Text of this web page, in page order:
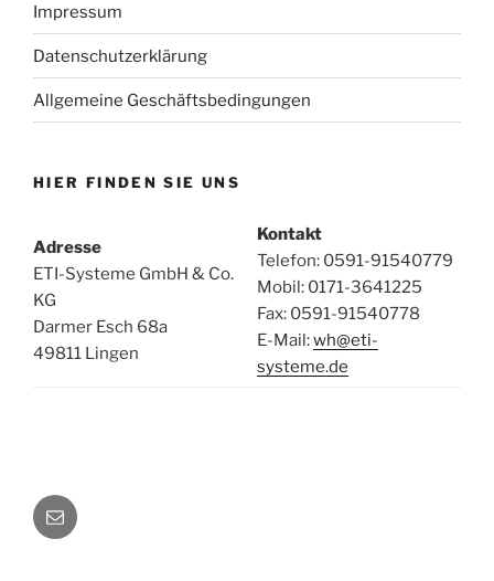
Impressum
Datenschutzerklärung
Allgemeine Geschäftsbedingungen
HIER FINDEN SIE UNS
Adresse
ETI-Systeme GmbH & Co.
KG
Darmer Esch 68a
49811 Lingen
Kontakt
Telefon: 0591-91540779
Mobil: 0171-3641225
Fax: 0591-91540778
E-Mail:wh@eti-
systeme.de
E-
Mail